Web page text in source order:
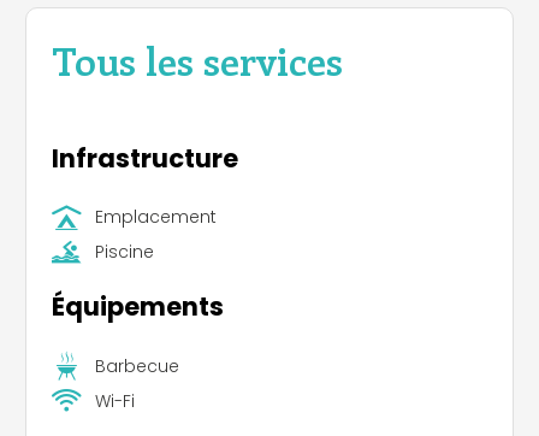
Tous les services
Infrastructure
Emplacement
Piscine
Équipements
Barbecue
Wi-Fi